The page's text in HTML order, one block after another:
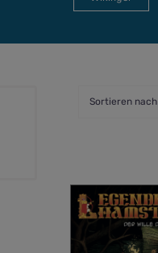
Sortieren nach